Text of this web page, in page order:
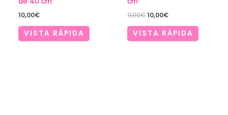
10,00€
VISTA RÁPIDA
11,00€El
original
10,00€El
actual
VISTA RÁPIDA